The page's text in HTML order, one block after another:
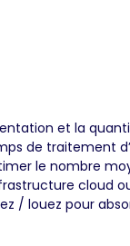
et la
de traitement
le nombre
cloud
/ louez pour